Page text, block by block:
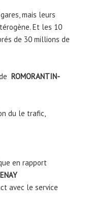
mais leurs
Et les 10
de 30 millions de
ROMORANTIN-
du le trafic,
en rapport
avec le service